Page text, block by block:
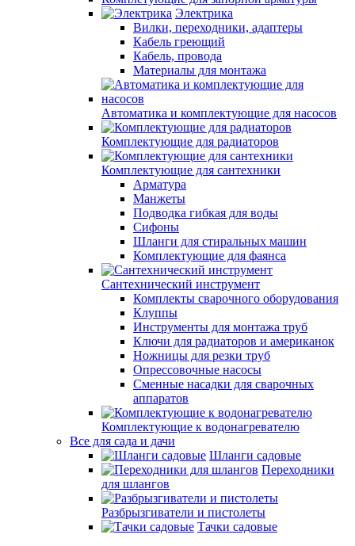
Электрика
Вилки, переходники, адаптеры
Кабель греющий
Кабель, провода
Материалы для монтажа
Автоматика и комплектующие для насосов
Комплектующие для радиаторов
Комплектующие для сантехники
Арматура
Манжеты
Подводка гибкая для воды
Сифоны
Шланги для стиральных машин
Комплектующие для фаянса
Сантехнический инструмент
Комплекты сварочного оборудования
Клуппы
Инструменты для монтажа труб
Ключи для радиаторов и американок
Ножницы для резки труб
Опрессовочные насосы
Сменные насадки для сварочных
аппаратов
Комплектующие к водонагревателю
Все для сада и дачи
Шланги садовые
Переходники
для шлангов
Разбрызгиватели и пистолеты
Тачки садовые